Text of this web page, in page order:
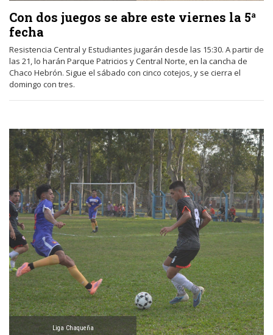
Con dos juegos se abre este viernes la 5ª
fecha
Resistencia Central y Estudiantes jugarán desde las 15:30. A partir de
las 21, lo harán Parque Patricios y Central Norte, en la cancha de
Chaco Hebrón. Sigue el sábado con cinco cotejos, y se cierra el
domingo con tres.
Liga Chaqueña